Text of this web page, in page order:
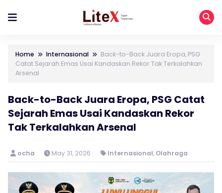
Home Internasional
Back-to-Back Juara Eropa, PSG
Catat Sejarah Emas Usai Kandaskan Rekor Tak Terkalahkan
Arsenal
Back-to-Back Juara Eropa, PSG Catat
Sejarah Emas Usai Kandaskan Rekor
Tak Terkalahkan Arsenal
ocha May 31, 2026 Internasional, Olahraga